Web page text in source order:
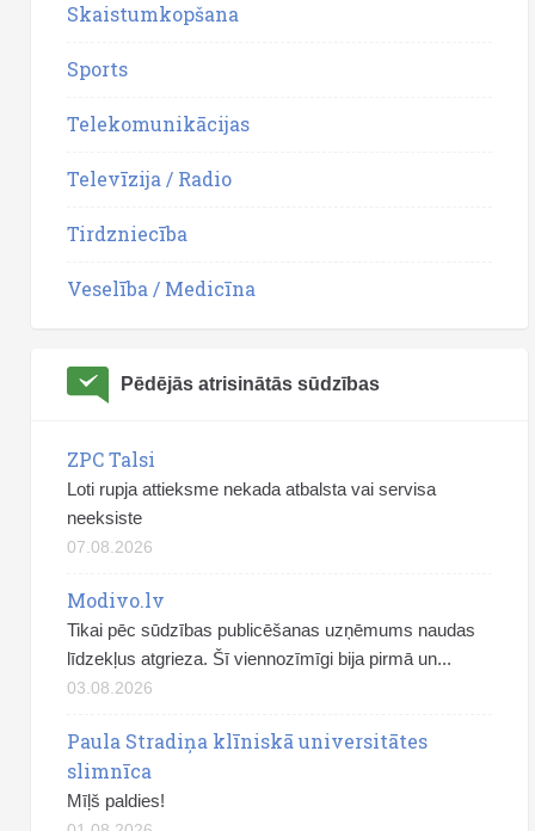
Skaistumkopšana
Sports
Telekomunikācijas
Televīzija / Radio
Tirdzniecība
Veselība / Medicīna
Pēdējās atrisinātās sūdzības
ZPC Talsi
Loti rupja attieksme nekada atbalsta vai servisa
neeksiste
07.08.2026
Modivo.lv
Tikai pēc sūdzības publicēšanas uzņēmums naudas
līdzekļus atgrieza. Šī viennozīmīgi bija pirmā un...
03.08.2026
Paula Stradiņa klīniskā universitātes
slimnīca
Mīļš paldies!